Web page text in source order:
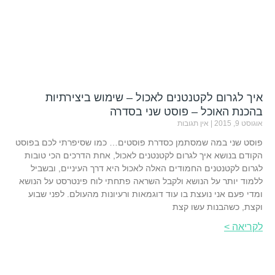
איך לגרום לקטנטנים לאכול – שימוש ביצירתיות
בהכנת האוכל – פוסט שני בסדרה
אוגוסט 9, 2015 אין תגובות
פוסט שני במה שמסתמן כסדרת פוסטים… כמו שסיפרתי לכם בפוסט
הקודם בנושא איך לגרום לקטנטנים לאכול, אחת הדרכים הכי טובות
לגרום לקטנטנים החמודים האלה לאכול היא דרך העיניים, ובשביל
ללמוד יותר על הנושא ולקבל השראה פתחתי לוח פינטרסט על הנושא
ומדי פעם אני נועצת בו עוד דוגמאות ורעיונות מהעולם. לפני שבוע
וקצת, כשהבנות עשו קצת
לקריאה >